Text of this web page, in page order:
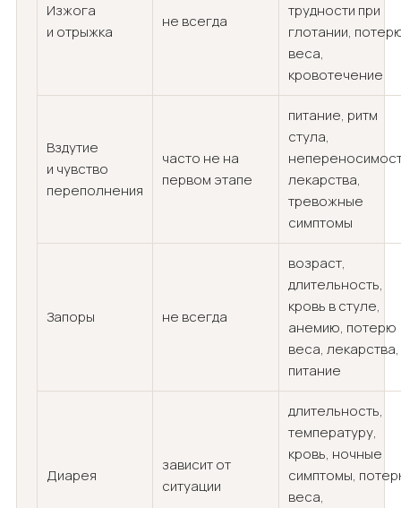
Изжога
и отрыжка
не всегда
трудности при
глотании,
веса,
кровотечение
Вздутие
и чувство
переполнения
часто не на
первом этапе
питание, ритм
стула,
лекарства,
тревожные
симптомы
Запоры не всегда
возраст,
длительность,
кровь в стуле,
анемию, потерю
веса, лекарства,
питание
Диарея
зависит от
ситуации
длительность,
температуру,
кровь, ночные
симптомы,
веса,